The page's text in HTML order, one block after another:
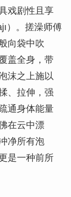
戏剧性且享
）。搓澡师傅
向袋中吹
盖全身，带
沫之上施以
、拉伸，强
通身体能量
在云中漂
净所有泡
是一种前所